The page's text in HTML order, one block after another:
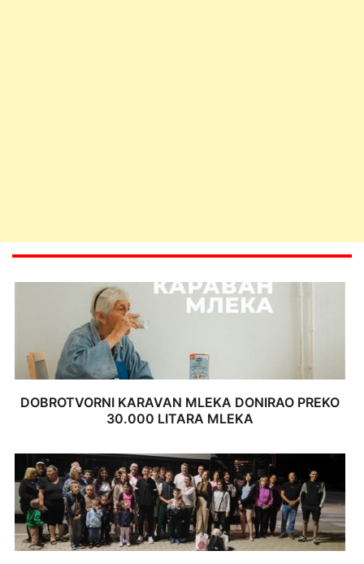
DOBROTVORNI KARAVAN MLEKA DONIRAO PREKO
30.000 LITARA MLEKA